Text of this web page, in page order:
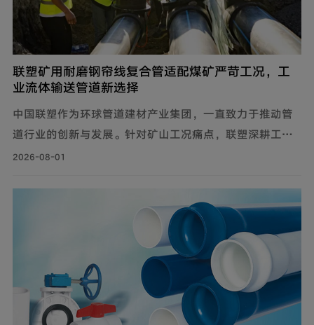
联塑矿用耐磨钢帘线复合管适配煤矿严苛工况，工
业流体输送管道新选择
中国联塑作为环球管道建材产业集团，一直致力于推动管
道行业的创新与发展。针对矿山工况痛点，联塑深耕工业
流体输送管道领域，为解决煤矿井下钢制管道腐蚀严重、
层、钢帘线增强层、聚乙烯外管层复合而成。
2026-08-01